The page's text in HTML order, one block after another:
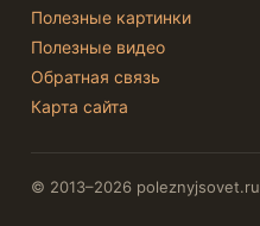
Полезные картинки
Полезные видео
Обратная связь
Карта сайта
© 2013–2026 poleznyjsovet.ru